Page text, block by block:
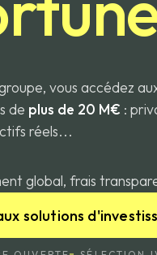
vous accédez
de plus de 20 M€ :
réels...
global, frais
solutions